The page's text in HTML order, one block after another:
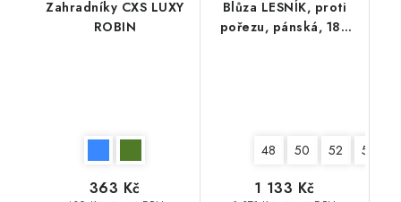
Zahradníky CXS LUXY
ROBIN
363 Kč
Blůza LESNÍK, proti
pořezu, pánská, 182
48 50 52 54
1 133 Kč